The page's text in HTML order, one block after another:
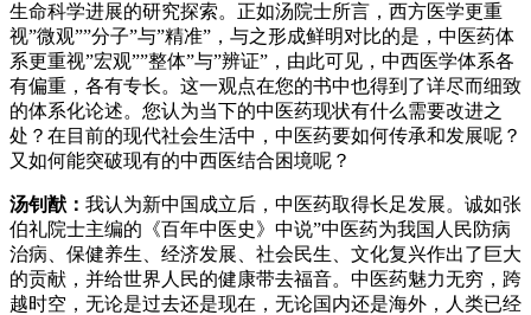
生命科学进展的研究探索。正如汤院士所言，西方医学更重
视”微观””分子”与”精准”，与之形成鲜明对比的是，中医药体
系更重视”宏观””整体”与”辨证”，由此可见，中西医学体系各
有偏重，各有专长。这一观点在您的书中也得到了详尽而细致
的体系化论述。您认为当下的中医药现状有什么需要改进之
处？在目前的现代社会生活中，中医药要如何传承和发展呢？
又如何能突破现有的中西医结合困境呢？
汤钊猷： 我认为新中国成立后，中医药取得长足发展。诚如张
伯礼院士主编的《百年中医史》中说”中医药为我国人民防病
治病、保健养生、经济发展、社会民生、文化复兴作出了巨大
的贡献，并给世界人民的健康带去福音。中医药魅力无穷，跨
越时空，无论是过去还是现在，无论国内还是海外，人类已经